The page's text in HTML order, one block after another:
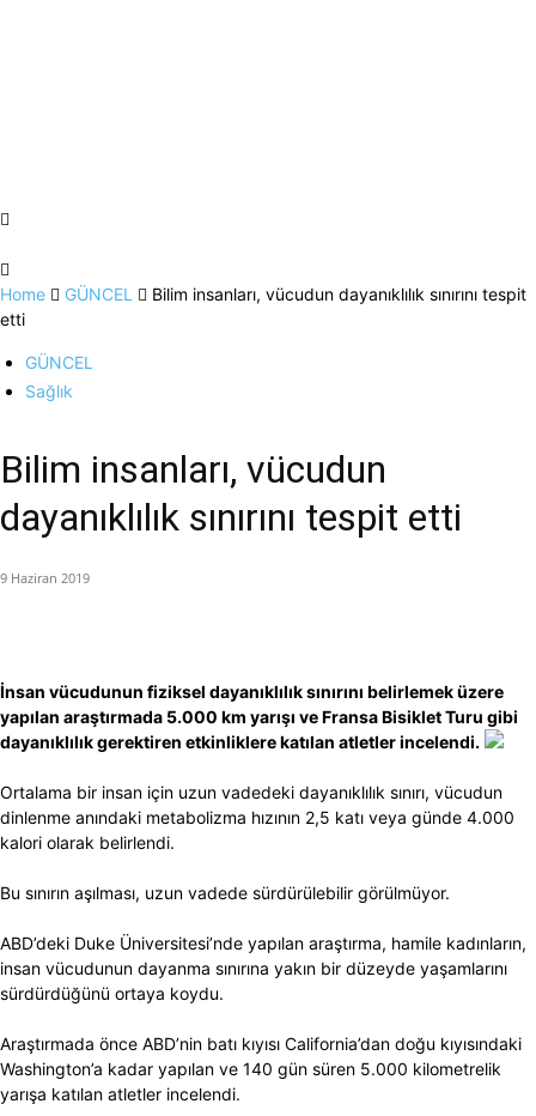
Home GÜNCEL
Bilim insanları, vücudun dayanıklılık sınırını tespit
etti
GÜNCEL
Sağlık
Bilim insanları, vücudun
dayanıklılık sınırını tespit etti
9 Haziran 2019
İnsan vücudunun fiziksel dayanıklılık sınırını belirlemek üzere
yapılan araştırmada 5.000 km yarışı ve Fransa Bisiklet Turu gibi
dayanıklılık gerektiren etkinliklere katılan atletler incelendi.
Ortalama bir insan için uzun vadedeki dayanıklılık sınırı, vücudun
dinlenme anındaki metabolizma hızının 2,5 katı veya günde 4.000
kalori olarak belirlendi.
Bu sınırın aşılması, uzun vadede sürdürülebilir görülmüyor.
ABD’deki Duke Üniversitesi’nde yapılan araştırma, hamile kadınların,
insan vücudunun dayanma sınırına yakın bir düzeyde yaşamlarını
sürdürdüğünü ortaya koydu.
Araştırmada önce ABD’nin batı kıyısı California’dan doğu kıyısındaki
Washington’a kadar yapılan ve 140 gün süren 5.000 kilometrelik
yarışa katılan atletler incelendi.